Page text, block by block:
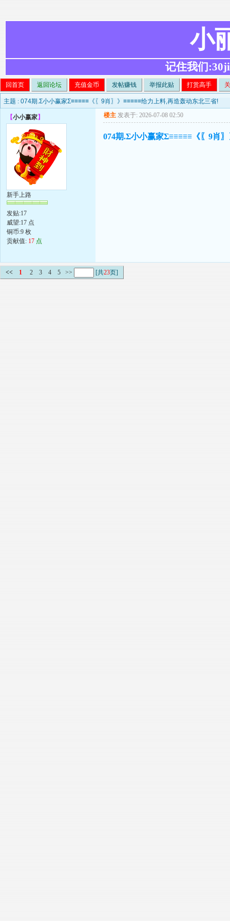
小
记住我们
回首页 返回论坛 充值金币 发帖赚钱 举报此贴 打赏高手
主题 : 074期.Σ小小赢家Σ≡≡≡≡≡《〖9肖〗》≡≡≡≡≡给力上料,再造轰动东北三省!
【小小赢家】
新手上路
发贴:17
威望:17 点
铜币:9 枚
贡献值: 17 点
楼主 发表于: 2026-07-08 02:50
074期.Σ小小赢家Σ≡≡≡≡≡《〖9肖
<< 1 2 3 4 5 >> [共23页]